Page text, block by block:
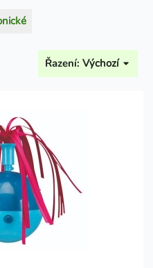
Řazení: Výchozí